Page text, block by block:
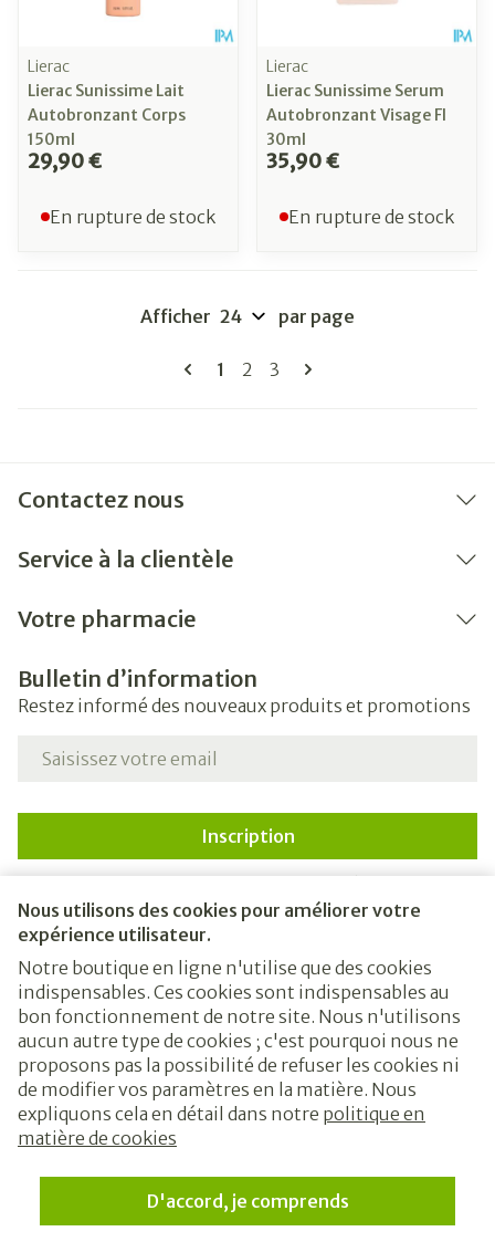
Nous utilisons des cookies pour améliorer votre
expérience utilisateur.
Notre boutique en ligne n'utilise que des cookies
indispensables. Ces cookies sont indispensables au
bon fonctionnement de notre site. Nous n'utilisons
aucun autre type de cookies ; c'est pourquoi nous ne
proposons pas la possibilité de refuser les cookies ni
de modifier vos paramètres en la matière. Nous
expliquons cela en détail dans notre politique en
matière de cookies
D'accord, je comprends
Lierac
Lierac Sunissime Lait
Autobronzant Corps
150ml
29,90 €
En rupture de stock
Lierac
Lierac Sunissime Serum
Autobronzant Visage Fl
30ml
35,90 €
En rupture de stock
Pages
Vous lisez actuellement la page
1 Page
2 Page
3
Afficher par page
Contactez nous
Service à la clientèle
Votre pharmacie
Bulletin d’information
Restez informé des nouveaux produits et promotions
Adresse mail
Inscription
newsletter et acceptez notrepolitique de confidentialité
Liens légaux